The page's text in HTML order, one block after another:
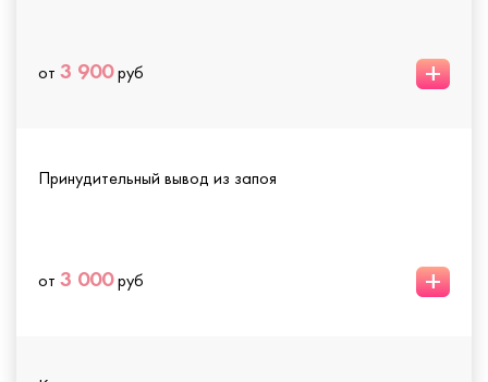
от 3 900руб +
Принудительный вывод из запоя
от 3 000руб +